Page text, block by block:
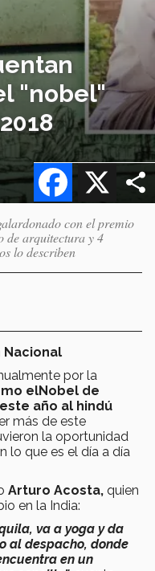
"nobel"
X
Facebook
con el premio
de arquitectura y 4
lo describen
Nacional
por la
elNobel de
año al hindú
más de este
la oportunidad
lo que es el día a día
Arturo Acosta, quien
en la India:
va a yoga y da
al despacho, donde
en un